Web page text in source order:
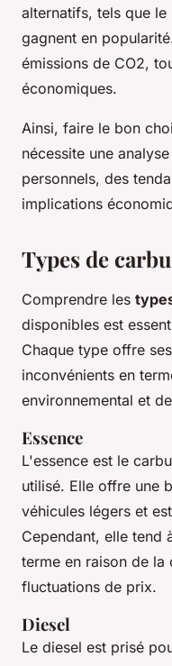
alternatifs, tels que
gagnent en
émissions de CO2,
économiques.
Ainsi, faire le bon
nécessite une
personnels, des
implications
Types de
Comprendre les
disponibles est
Chaque type offre
inconvénients en
environnemental et
Essence
L'essence est le
utilisé. Elle offre une
véhicules légers et
Cependant, elle tend
terme en raison de la
fluctuations de prix.
Diesel
Le diesel est prisé